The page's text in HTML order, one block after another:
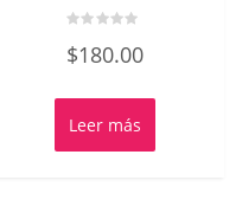
con
0
5
$180.00
Leer más